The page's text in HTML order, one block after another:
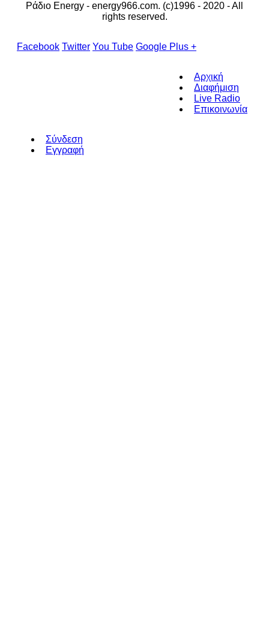
Ράδιο Energy - energy966.com. (c)1996 - 2020 - All
rights reserved.
Facebook Twitter You Tube Google Plus +
Αρχική
Διαφήμιση
Live Radio
Επικοινωνία
Σύνδεση
Εγγραφή